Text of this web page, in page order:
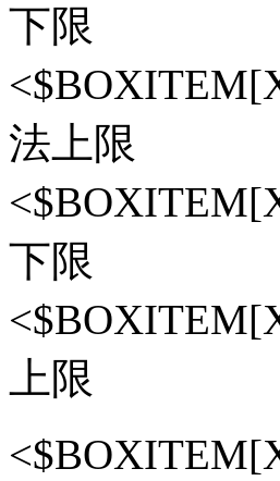
下限
法上限
下限
上限